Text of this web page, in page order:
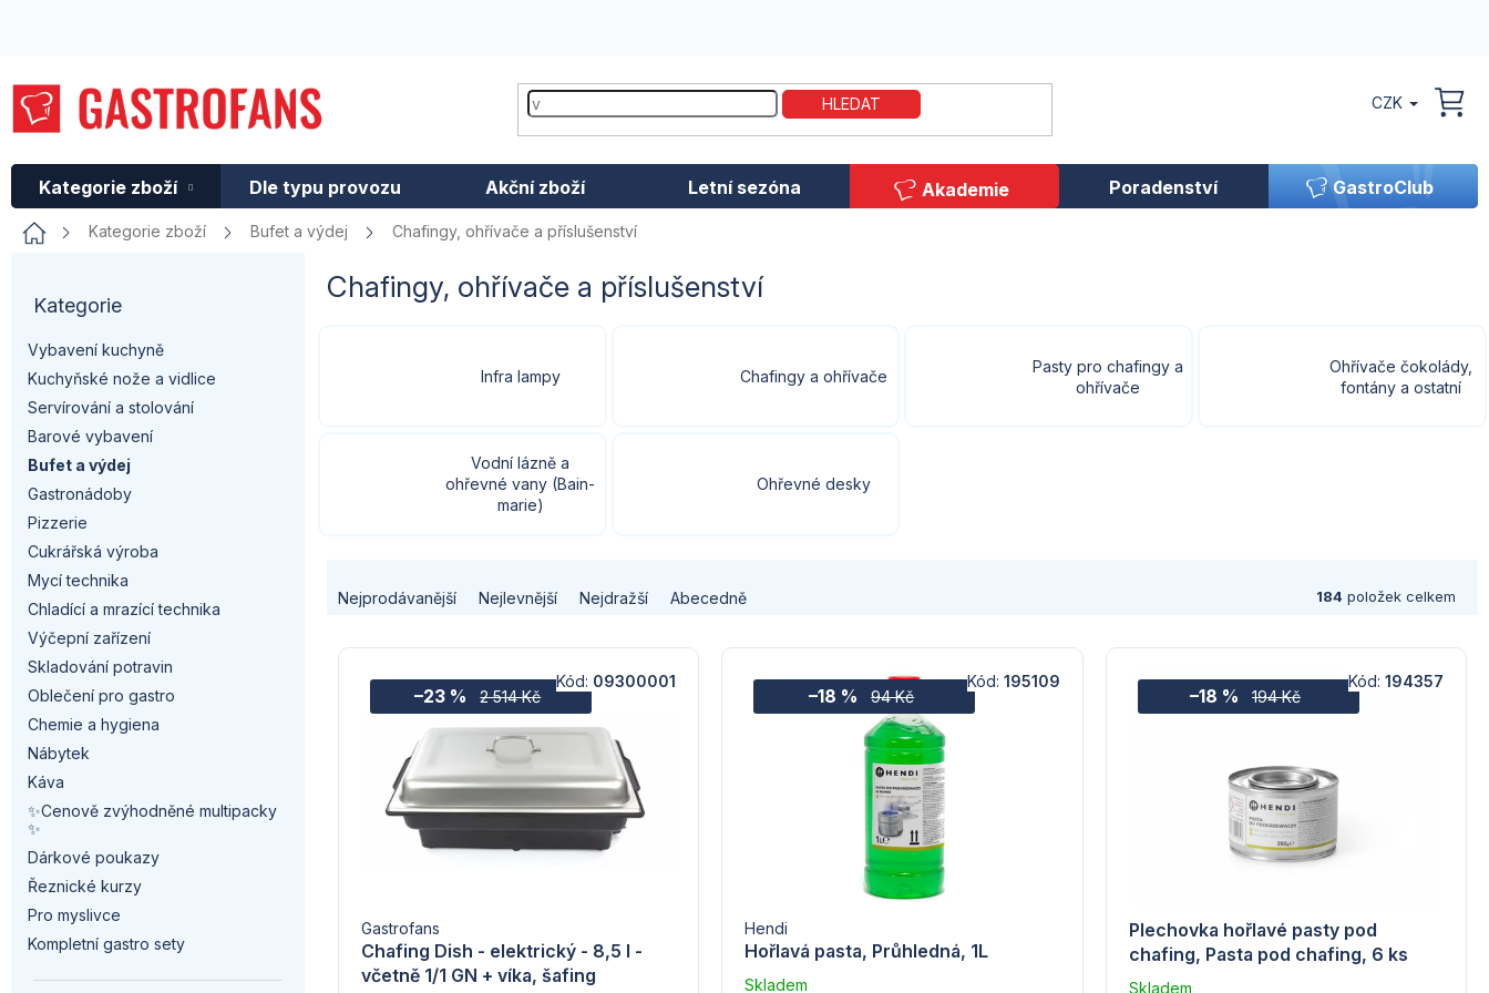
HLEDAT CZK
Kategorie zboží
Dle typu provozu Akční zboží Letní sezóna Akademie Poradenství GastroClub
Domů Kategorie zboží Bufet a výdej Chafingy, ohřívače a příslušenství
Přeskočit
Kategorie
Vybavení kuchyně
Kuchyňské nože a vidlice
Servírování a stolování
Barové vybavení
Bufet a výdej
Gastronádoby
Pizzerie
Cukrářská výroba
Mycí technika
Chladící a mrazící technika
Výčepní zařízení
Skladování potravin
Oblečení pro gastro
Chemie a hygiena
Nábytek
Káva
✨Cenově zvýhodněné multipacky
✨
Dárkové poukazy
Řeznické kurzy
Pro myslivce
Kompletní gastro sety
Chafingy, ohřívače a příslušenství
Infra lampy Chafingy a ohřívače
Pasty pro chafingy a
ohřívače
Ohřívače čokolády,
fontány a ostatní
Vodní lázně a
ohřevné vany (Bain-
marie)
Ohřevné desky
Nejprodávanější Nejlevnější Nejdražší Abecedně 184 položek celkem
V
2 514 Kč
–23 %
Chafing Dish - elektrický - 8,5 l -
včetně 1/1 GN + víka, šafing
Gastrofans
Kód: 09300001
94 Kč
–18 %
Hořlavá pasta, Průhledná, 1L
Hendi
Skladem
Kód: 195109
194 Kč
–18 %
Plechovka hořlavé pasty pod
chafing, Pasta pod chafing, 6 ks
Skladem
Kód: 194357